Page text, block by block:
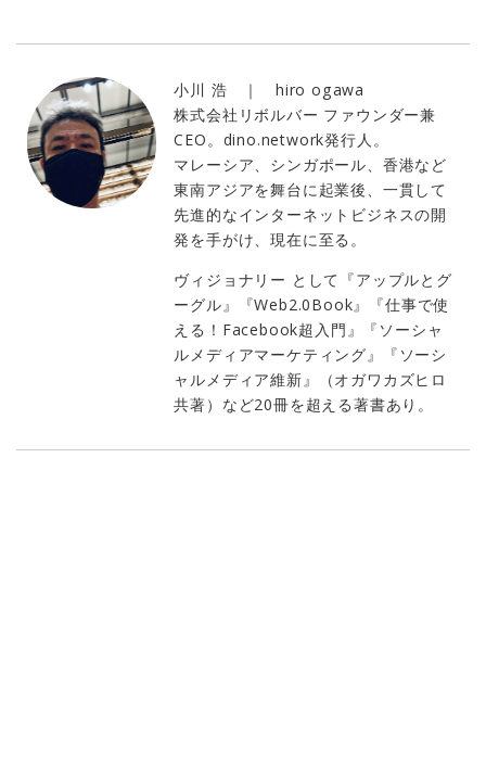
小川 浩 ｜ hiro ogawa
株式会社リボルバー ファウンダー兼
CEO。dino.network発行人。
マレーシア、シンガポール、香港など
東南アジアを舞台に起業後、一貫して
先進的なインターネットビジネスの開
発を手がけ、現在に至る。
ヴィジョナリー として『アップルとグ
ーグル』『Web2.0Book』『仕事で使
える！Facebook超入門』『ソーシャ
ルメディアマーケティング』『ソーシ
ャルメディア維新』（オガワカズヒロ
共著）など20冊を超える著書あり。